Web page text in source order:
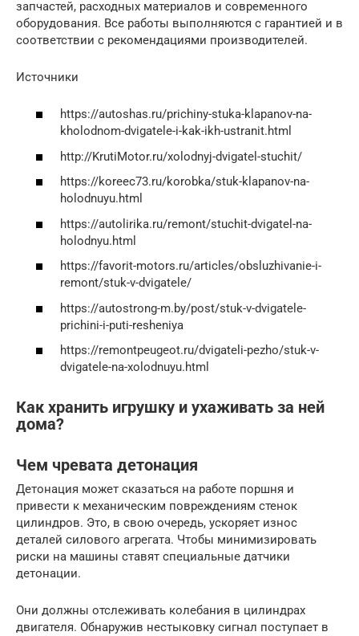
запчастей, расходных материалов и современного
оборудования. Все работы выполняются с гарантией и в
соответствии с рекомендациями производителей.
Источники
https://autoshas.ru/prichiny-stuka-klapanov-na-
kholodnom-dvigatele-i-kak-ikh-ustranit.html
http://KrutiMotor.ru/xolodnyj-dvigatel-stuchit/
https://koreec73.ru/korobka/stuk-klapanov-na-
holodnuyu.html
https://autolirika.ru/remont/stuchit-dvigatel-na-
holodnyu.html
https://favorit-motors.ru/articles/obsluzhivanie-i-
remont/stuk-v-dvigatele/
https://autostrong-m.by/post/stuk-v-dvigatele-
prichini-i-puti-resheniya
https://remontpeugeot.ru/dvigateli-pezho/stuk-v-
dvigatele-na-xolodnuyu.html
Как хранить игрушку и ухаживать за ней
дома?
Чем чревата детонация
Детонация может сказаться на работе поршня и
привести к механическим повреждениям стенок
цилиндров. Это, в свою очередь, ускоряет износ
деталей силового агрегата. Чтобы минимизировать
риски на машины ставят специальные датчики
детонации.
Они должны отслеживать колебания в цилиндрах
двигателя. Обнаружив нестыковку сигнал поступает в